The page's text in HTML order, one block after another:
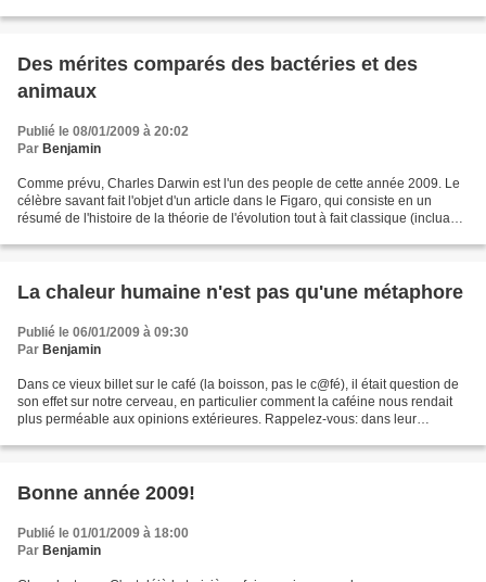
Des mérites comparés des bactéries et des
animaux
Publié le 08/01/2009 à 20:02
Par Benjamin
Comme prévu, Charles Darwin est l'un des people de cette année 2009. Le
célèbre savant fait l'objet d'un article dans le Figaro, qui consiste en un
résumé de l'histoire de la théorie de l'évolution tout à fait classique (incluant
La chaleur humaine n'est pas qu'une métaphore
Publié le 06/01/2009 à 09:30
Par Benjamin
Dans ce vieux billet sur le café (la boisson, pas le c@fé), il était question de
son effet sur notre cerveau, en particulier comment la caféine nous rendait
plus perméable aux opinions extérieures. Rappelez-vous: dans leur
Bonne année 2009!
Publié le 01/01/2009 à 18:00
Par Benjamin